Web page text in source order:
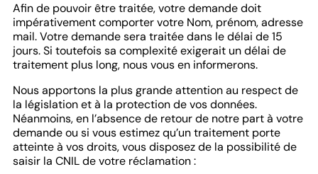
Afin de pouvoir être traitée, votre demande doit
impérativement comporter votre Nom, prénom, adresse
mail. Votre demande sera traitée dans le délai de 15
jours. Si toutefois sa complexité exigerait un délai de
traitement plus long, nous vous en informerons.
Nous apportons la plus grande attention au respect de
la législation et à la protection de vos données.
Néanmoins, en l’absence de retour de notre part à votre
demande ou si vous estimez qu’un traitement porte
atteinte à vos droits, vous disposez de la possibilité de
saisir la CNIL de votre réclamation :